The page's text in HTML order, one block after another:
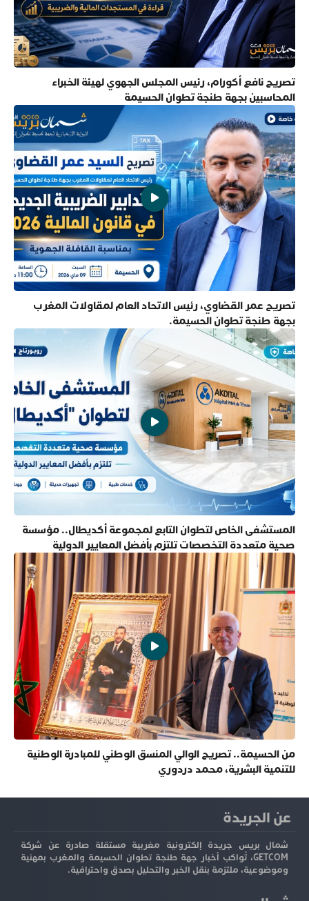
تصريح نافع أكورام، رئيس المجلس الجهوي لهيئة الخبراء
المحاسبين بجهة طنجة تطوان الحسيمة
تصريح عمر القضاوي، رئيس الاتحاد العام لمقاولات المغرب
بجهة طنجة تطوان الحسيمة.
المستشفى الخاص لتطوان التابع لمجموعة أكديطال.. مؤسسة
صحية متعددة التخصصات تلتزم بأفضل المعايير الدولية
من الحسيمة.. تصريح الوالي المنسق الوطني للمبادرة الوطنية
للتنمية البشرية، محمد دردوري
عن الجريدة
شمال بريس جريدة إلكترونية مغربية مستقلة صادرة عن شركة
GETCOM، تُواكب أخبار جهة طنجة تطوان الحسيمة والمغرب بمهنية
وموضوعية، ملتزمة بنقل الخبر والتحليل بصدق واحترافية.